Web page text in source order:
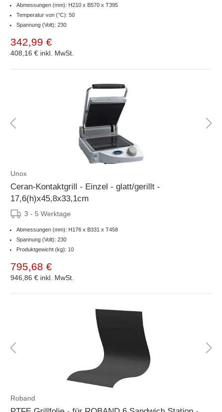
Abmessungen (mm): H210 x B570 x T395
Temperatur von (°C): 50
Spannung (Volt): 230
342,99 €
408,16 € inkl. MwSt.
Unox
Ceran-Kontaktgrill - Einzel - glatt/gerillt -
17,6(h)x45,8x33,1cm
3 - 5 Werktage
Abmessungen (mm): H176 x B331 x T458
Spannung (Volt): 230
Produktgewicht (kg): 10
795,68 €
946,86 € inkl. MwSt.
Roband